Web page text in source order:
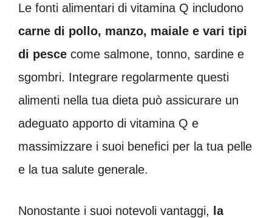
Le fonti alimentari di vitamina Q includono
carne di pollo, manzo, maiale e vari tipi
di pesce come salmone, tonno, sardine e
sgombri. Integrare regolarmente questi
alimenti nella tua dieta può assicurare un
adeguato apporto di vitamina Q e
massimizzare i suoi benefici per la tua pelle
e la tua salute generale.
Nonostante i suoi notevoli vantaggi,
la